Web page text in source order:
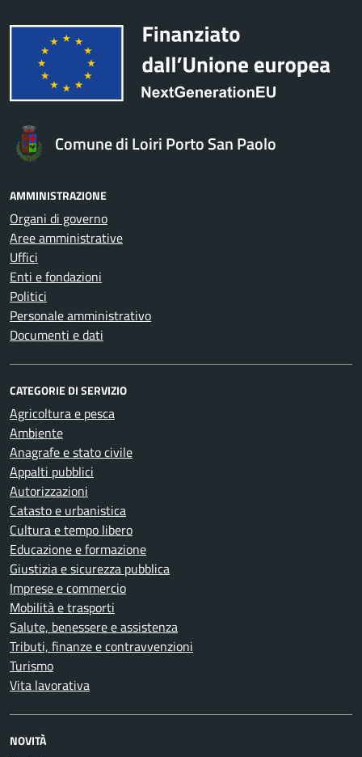
Comune di Loiri Porto San Paolo
AMMINISTRAZIONE
Organi di governo
Aree amministrative
Uffici
Enti e fondazioni
Politici
Personale amministrativo
Documenti e dati
CATEGORIE DI SERVIZIO
Agricoltura e pesca
Ambiente
Anagrafe e stato civile
Appalti pubblici
Autorizzazioni
Catasto e urbanistica
Cultura e tempo libero
Educazione e formazione
Giustizia e sicurezza pubblica
Imprese e commercio
Mobilità e trasporti
Salute, benessere e assistenza
Tributi, finanze e contravvenzioni
Turismo
Vita lavorativa
NOVITÀ